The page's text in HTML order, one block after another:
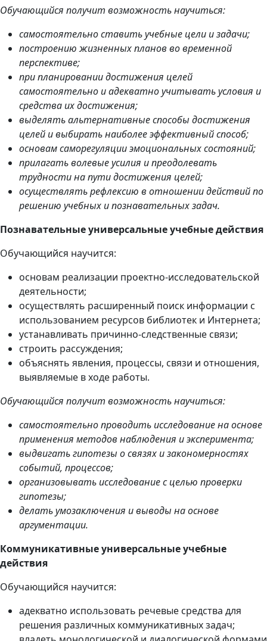
Обучающийся получит возможность научиться:
самостоятельно ставить учебные цели и задачи;
построению жизненных планов во временной
перспективе;
при планировании достижения целей
самостоятельно и адекватно учитывать условия и
средства их достижения;
выделять альтернативные способы достижения
целей и выбирать наиболее эффективный способ;
основам саморегуляции эмоциональных состояний;
прилагать волевые усилия и преодолевать
трудности на пути достижения целей;
осуществлять рефлексию в отношении действий по
решению учебных и познавательных задач.
Познавательныеуниверсальные учебные действия
Обучающийся научится:
основам реализации проектно-исследовательской
деятельности;
осуществлять расширенный поиск информации с
использованием ресурсов библиотек и Интернета;
устанавливать причинно-следственные связи;
строить рассуждения;
объяснять явления, процессы, связи и отношения,
выявляемые в ходе работы.
Обучающийся получит возможность научиться:
самостоятельно проводить исследование на основе
применения методов наблюдения и эксперимента;
выдвигать гипотезы о связях и закономерностях
событий, процессов;
организовывать исследование с целью проверки
гипотезы;
делать умозаключения и выводы на основе
аргументации.
Коммуникативныеуниверсальные учебные
действия
Обучающийся научится:
адекватно использовать речевые средства для
решения различных коммуникативных задач;